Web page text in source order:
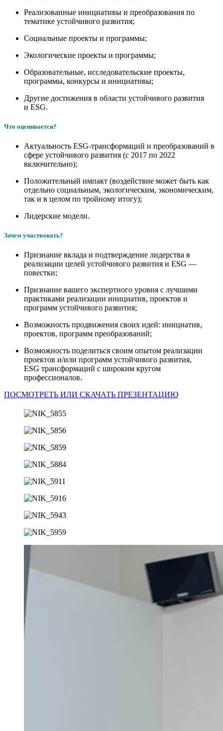
Реализованные инициативы и преобразования по
тематике устойчивого развития;
Социальные проекты и программы;
Экологические проекты и программы;
Образовательные, исследовательские проекты,
программы, конкурсы и инициативы;
Другие достижения в области устойчивого развития
и ESG.
Что оценивается?
Актуальность ESG-трансформаций и преобразований в
сфере устойчивого развития (с 2017 по 2022
включительно);
Положительный импакт (воздействие может быть как
отдельно социальным, экологическим, экономическим,
так и в целом по тройному итогу);
Лидерские модели.
Зачем участвовать?
Признание вклада и подтверждение лидерства в
реализации целей устойчивого развития и ESG —
повестки;
Признание вашего экспертного уровня с лучшими
практиками реализации инициатив, проектов и
программ устойчивого развития;
Возможность продвижения своих идей: инициатив,
проектов, программ преобразований;
Возможность поделиться своим опытом реализации
проектов и/или программ устойчивого развития,
ESG трансформаций с широким кругом
профессионалов.
ПОСМОТРЕТЬ ИЛИ СКАЧАТЬ ПРЕЗЕНТАЦИЮ